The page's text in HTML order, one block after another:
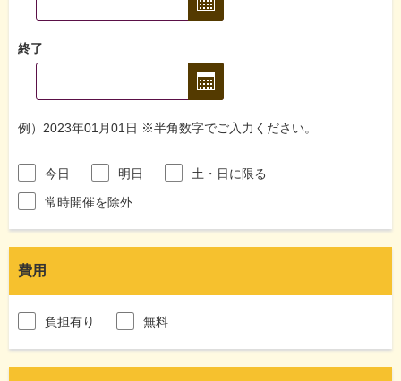
終了
例）2023年01月01日 ※半角数字でご入力ください。
今日 明日
土・日に限る
常時開催を除外
費用
負担有り 無料